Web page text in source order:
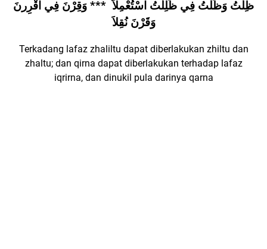
ظِلْتُ وَظَلْتُ فِي ظَلِلْتُ اسْتُعْمِلاَ *** وَقِرْنَ فِي اقْرِرنَ
وَقَرْنَ نُقِلاَ
Terkadang lafaz zhaliltu dapat diberlakukan zhiltu dan
zhaltu; dan qirna dapat diberlakukan terhadap lafaz
iqrirna, dan dinukil pula darinya qarna